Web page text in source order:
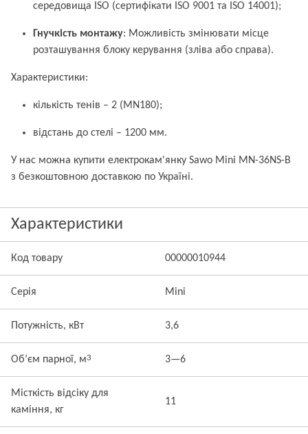
середовища ISO (сертифікати ISO 9001 та ISO 14001);
Гнучкість монтажу: Можливість змінювати місце
розташування блоку керування (зліва або справа).
Характеристики:
кількість тенів – 2 (MN180);
відстань до стелі – 1200 мм.
У нас можна купити електрокам'янку Sawo Mini MN-36NS-B
з безкоштовною доставкою по Україні.
Характеристики
Код товару 00000010944
Серія Mini
Потужність, кВт 3,6
Об’єм парної, м3 3—6
Місткість відсіку для
каміння, кг
11